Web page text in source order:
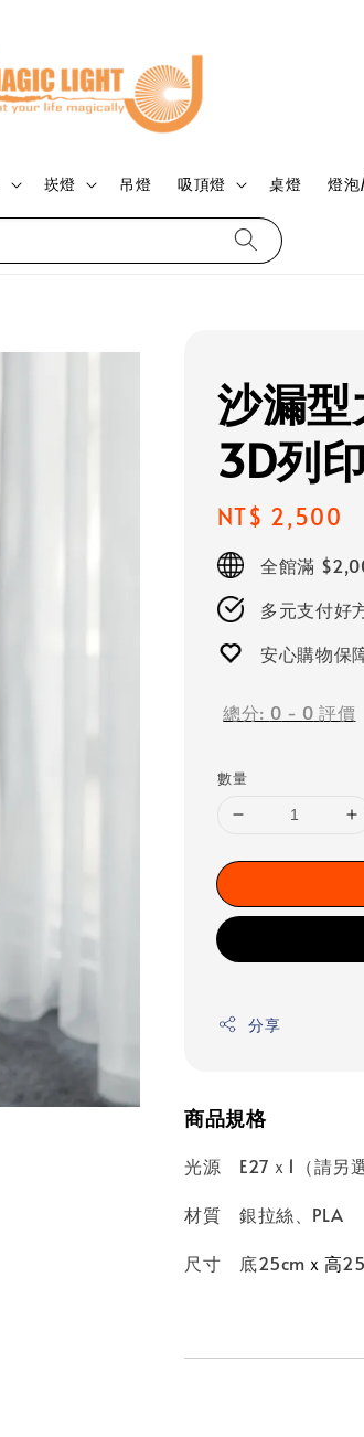
崁燈 吊燈 吸頂燈 桌燈 燈
沙漏
3D列
Regular
price
NT$ 2,500
全館滿
多元支付好
安心購物保
總分: 0 - 0 評價
數量
分享
商品規格
光源 E27ｘ1（請另選
材質 銀拉絲、PLA
尺寸 底25cm ｘ高